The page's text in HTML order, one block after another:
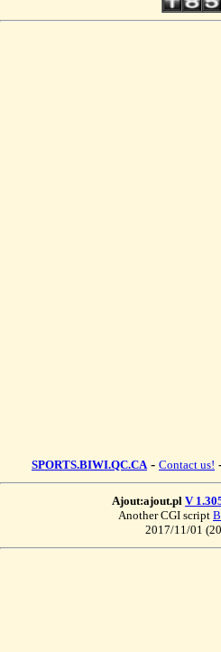
SPORTS.BIWI.QC.CA - Contact us!
Ajout:ajout.pl V
Another CGI script
2017/11/01